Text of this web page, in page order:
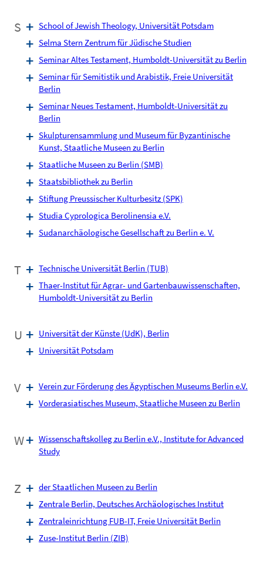
S
School of Jewish Theology, Universität Potsdam
Selma Stern Zentrum für Jüdische Studien
Seminar Altes Testament, Humboldt-Universität zu Berlin
Seminar für Semitistik und Arabistik, Freie Universität
Berlin
Seminar Neues Testament, Humboldt-Universität zu
Berlin
Skulpturensammlung und Museum für Byzantinische
Kunst, Staatliche Museen zu Berlin
Staatliche Museen zu Berlin (SMB)
Staatsbibliothek zu Berlin
Stiftung Preussischer Kulturbesitz (SPK)
Studia Cyprologica Berolinensia e.V.
Sudanarchäologische Gesellschaft zu Berlin e. V.
T
Technische Universität Berlin (TUB)
Thaer-Institut für Agrar- und Gartenbauwissenschaften,
Humboldt-Universität zu Berlin
U
Universität der Künste (UdK), Berlin
Universität Potsdam
V
Verein zur Förderung des Ägyptischen Museums Berlin e.V.
Vorderasiatisches Museum, Staatliche Museen zu Berlin
W
Wissenschaftskolleg zu Berlin e.V., Institute for Advanced
Study
Z
der Staatlichen Museen zu Berlin
Zentrale Berlin, Deutsches Archäologisches Institut
Zentraleinrichtung FUB-IT, Freie Universität Berlin
Zuse-Institut Berlin (ZIB)